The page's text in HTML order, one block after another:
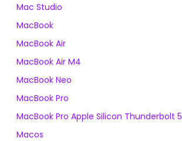
Mac Studio
MacBook
MacBook Air
MacBook Air M4
MacBook Neo
MacBook Pro
MacBook Pro Apple Silicon Thunderbolt 5
Macos